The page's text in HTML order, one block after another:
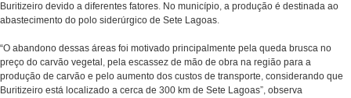
Buritizeiro devido a diferentes fatores. No município, a produção é destinada ao
abastecimento do polo siderúrgico de Sete Lagoas.
“O abandono dessas áreas foi motivado principalmente pela queda brusca no
preço do carvão vegetal, pela escassez de mão de obra na região para a
produção de carvão e pelo aumento dos custos de transporte, considerando que
Buritizeiro está localizado a cerca de 300 km de Sete Lagoas”, observa